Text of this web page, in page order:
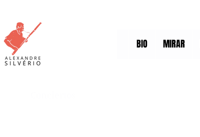
BIO MIRAR